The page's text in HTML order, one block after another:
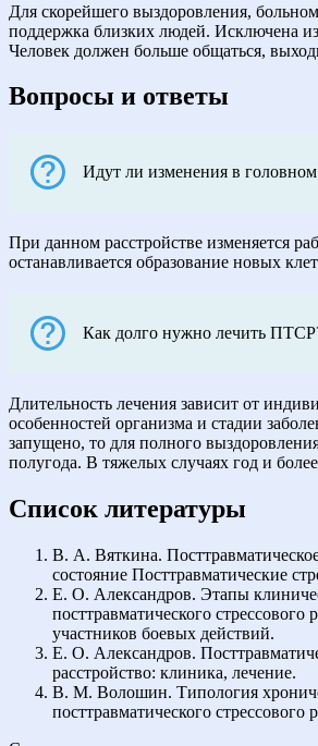
Для скорейшего выздоровления,
поддержка близких людей. Исключена
Человек должен больше общаться,
Вопросы и ответы
Идут ли изменения в
При данном расстройстве изменяется
останавливается образование новых
Как долго нужно лечить
Длительность лечения зависит от
особенностей организма и стадии
запущено, то для полного
полугода. В тяжелых случаях год и
Список литературы
В. А. Вяткина.
состояние Посттравматические
Е. О. Александров. Этапы
посттравматического стрессового
участников боевых действий.
Е. О. Александров.
расстройство: клиника, лечение.
В. М. Волошин. Типология
посттравматического стрессового